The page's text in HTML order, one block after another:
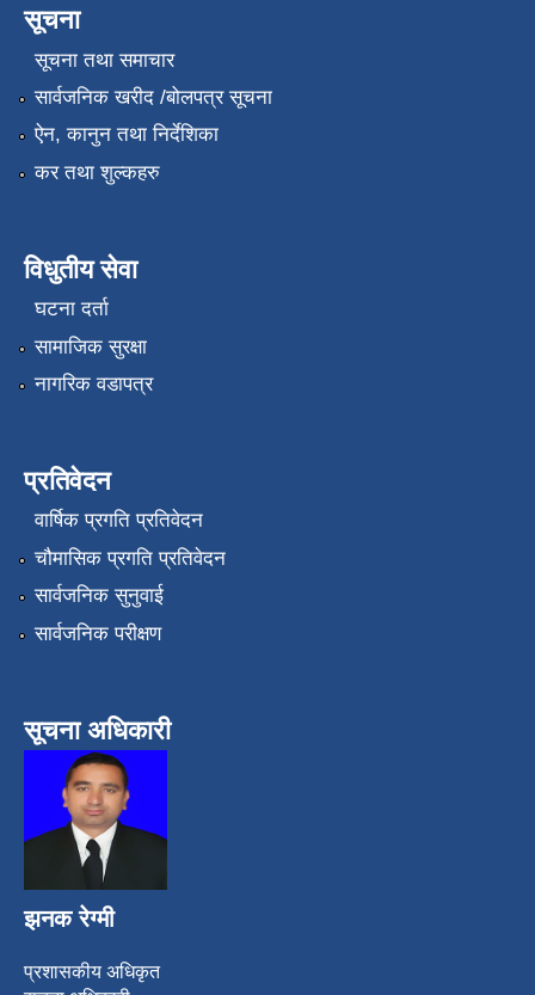
सूचना
सूचना तथा समाचार
सार्वजनिक खरीद /बोलपत्र सूचना
ऐन, कानुन तथा निर्देशिका
कर तथा शुल्कहरु
विधुतीय सेवा
घटना दर्ता
सामाजिक सुरक्षा
नागरिक वडापत्र
प्रतिवेदन
वार्षिक प्रगति प्रतिवेदन
चौमासिक प्रगति प्रतिवेदन
सार्वजनिक सुनुवाई
सार्वजनिक परीक्षण
सूचना अधिकारी
झनक रेग्मी
प्रशासकीय अधिकृत